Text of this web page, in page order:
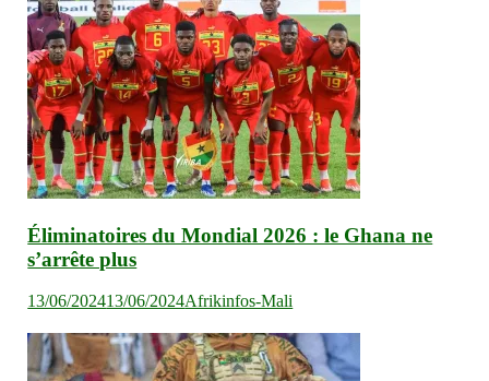
Éliminatoires du Mondial 2026 : le Ghana ne
s’arrête plus
13/06/202413/06/2024Afrikinfos-Mali